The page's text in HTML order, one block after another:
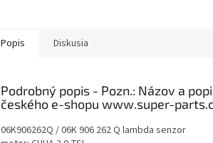
Popis Diskusia
Podrobný popis
06K906262Q / 06K 906 262 Q lambda senzor